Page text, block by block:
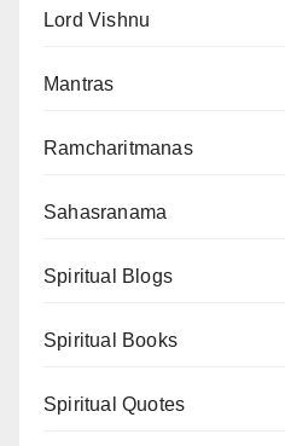
Lord Vishnu
Mantras
Ramcharitmanas
Sahasranama
Spiritual Blogs
Spiritual Books
Spiritual Quotes